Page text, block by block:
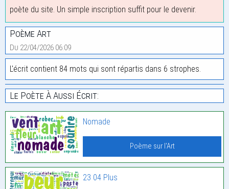
poète du site. Un simple inscription suffit pour le devenir.
Poème Art
Du 22/04/2026 06:09
L'écrit contient 84 mots qui sont répartis dans 6 strophes.
Le Poète À Aussi Écrit:
Nomade
Poème sur l'Art
23 04 Plus